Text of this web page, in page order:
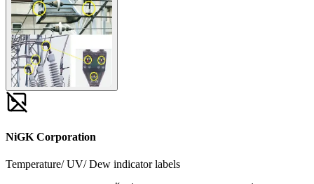
NiGK Corporation
Temperature/ UV/ Dew indicator labels